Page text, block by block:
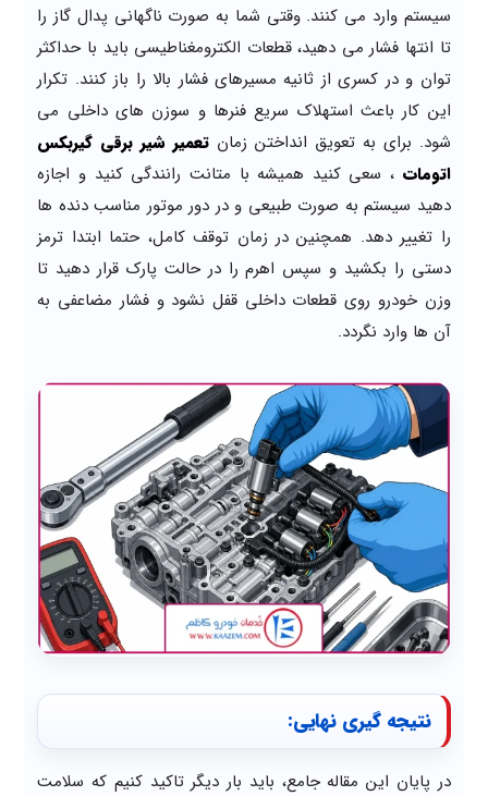
سیستم وارد می کنند. وقتی شما به صورت ناگهانی پدال گاز را
تا انتها فشار می دهید، قطعات الکترومغناطیسی باید با حداکثر
توان و در کسری از ثانیه مسیرهای فشار بالا را باز کنند. تکرار
این کار باعث استهلاک سریع فنرها و سوزن های داخلی می
شود. برای به تعویق انداختن زمان تعمیر شیر برقی گیربکس
اتومات ، سعی کنید همیشه با متانت رانندگی کنید و اجازه
دهید سیستم به صورت طبیعی و در دور موتور مناسب دنده ها
را تغییر دهد. همچنین در زمان توقف کامل، حتما ابتدا ترمز
دستی را بکشید و سپس اهرم را در حالت پارک قرار دهید تا
وزن خودرو روی قطعات داخلی قفل نشود و فشار مضاعفی به
آن ها وارد نگردد.
نتیجه گیری نهایی:
در پایان این مقاله جامع، باید بار دیگر تاکید کنیم که سلامت